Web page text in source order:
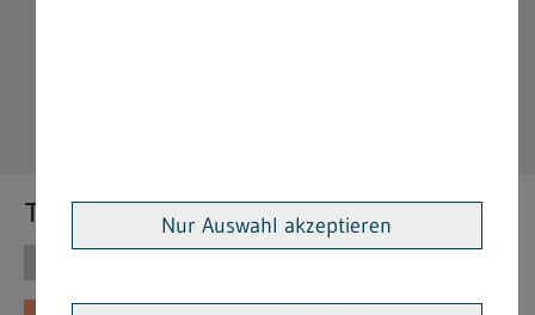
Nur Auswahl akzeptieren
Themen